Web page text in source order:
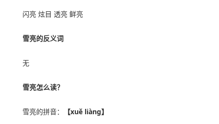
闪亮 炫目 透亮 鲜亮
雪亮的反义词
无
雪亮怎么读？
雪亮的拼音： 【xuě liàng】